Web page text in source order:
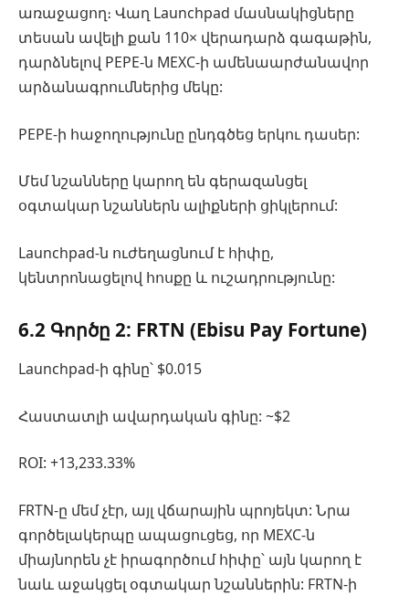
առաջացող։ Վաղ Launchpad մասնակիցները
տեսան ավելի քան 110× վերադարձ գագաթին,
դարձնելով PEPE-ն MEXC-ի ամենաարժանավոր
արձանագրումներից մեկը:
PEPE-ի հաջողությունը ընդգծեց երկու դասեր:
Մեմ նշանները կարող են գերազանցել
օգտակար նշաններն ալիքների ցիկլերում:
Launchpad-ն ուժեղացնում է հիփը,
կենտրոնացելով հոսքը և ուշադրությունը:
6.2 Գործը 2: FRTN (Ebisu Pay Fortune)
Launchpad-ի գինը՝ $0.015
Հաստատլի ավարդական գինը: ~$2
ROI: +13,233.33%
FRTN-ը մեմ չէր, այլ վճարային պրոյեկտ: Նրա
գործելակերպը ապացուցեց, որ MEXC-ն
միայնորեն չէ իրագործում հիփը՝ այն կարող է
նաև աջակցել օգտակար նշաններին: FRTN-ի